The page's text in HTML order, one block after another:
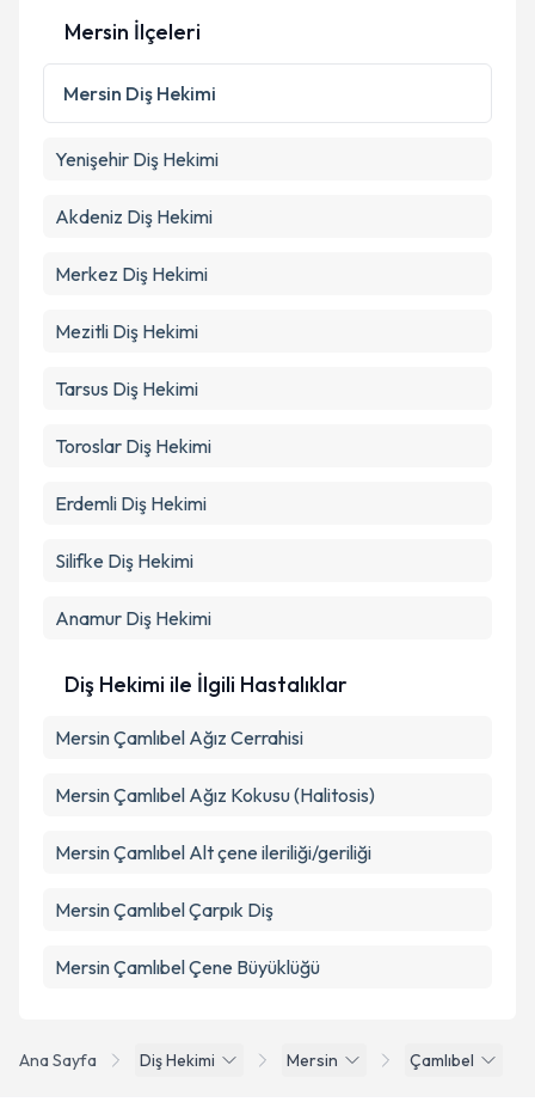
Ana Sayfa Diş Hekimi Mersin Çamlıbel
Mersin İlçeleri
Mersin Diş Hekimi
Yenişehir Diş Hekimi
Akdeniz Diş Hekimi
Merkez Diş Hekimi
Mezitli Diş Hekimi
Tarsus Diş Hekimi
Toroslar Diş Hekimi
Erdemli Diş Hekimi
Silifke Diş Hekimi
Anamur Diş Hekimi
Diş Hekimi ile İlgili Hastalıklar
Mersin Çamlıbel Ağız Cerrahisi
Mersin Çamlıbel Ağız Kokusu (Halitosis)
Mersin Çamlıbel Alt çene ileriliği/geriliği
Mersin Çamlıbel Çarpık Diş
Mersin Çamlıbel Çene Büyüklüğü